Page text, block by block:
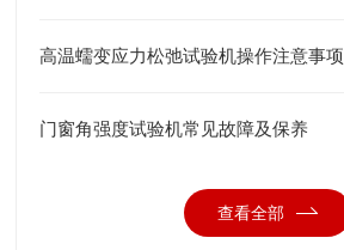
高温蠕变应力松弛试验机操作注意事项
门窗角强度试验机常见故障及保养
查看全部